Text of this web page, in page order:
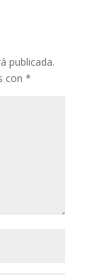
publicada.
con *